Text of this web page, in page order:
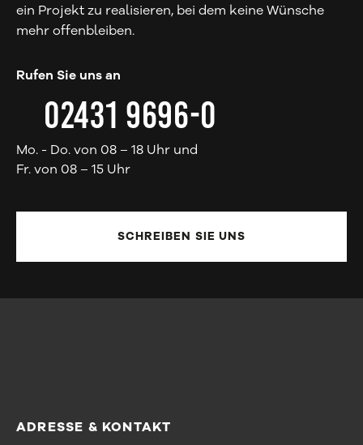
ein Projekt zu realisieren, bei dem keine Wünsche
mehr offenbleiben.
Rufen Sie uns an
02431 9696-0
Mo. - Do. von 08 – 18 Uhr und
Fr. von 08 – 15 Uhr
SCHREIBEN SIE UNS
ADRESSE & KONTAKT